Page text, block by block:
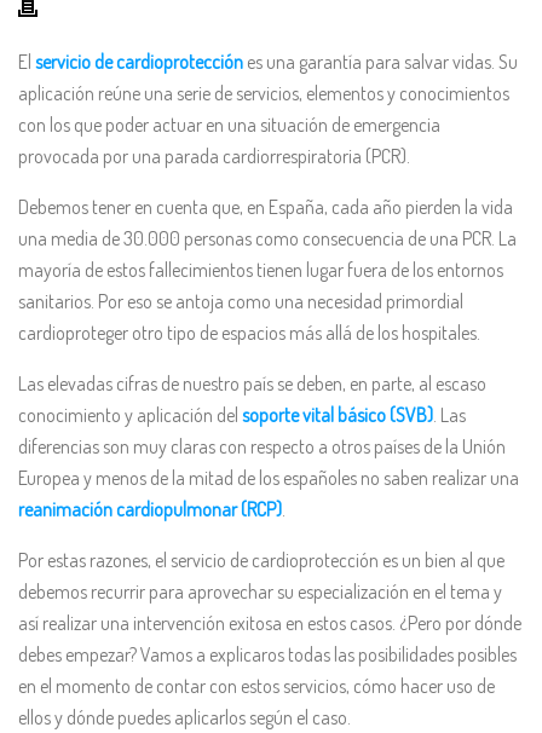
El servicio de cardioprotección es una garantía para salvar vidas. Su
aplicación reúne una serie de servicios, elementos y conocimientos
con los que poder actuar en una situación de emergencia
provocada por una parada cardiorrespiratoria (PCR).
Debemos tener en cuenta que, en España, cada año pierden la vida
una media de 30.000 personas como consecuencia de una PCR. La
mayoría de estos fallecimientos tienen lugar fuera de los entornos
sanitarios. Por eso se antoja como una necesidad primordial
cardioproteger otro tipo de espacios más allá de los hospitales.
Las elevadas cifras de nuestro país se deben, en parte, al escaso
conocimiento y aplicación del soporte vital básico (SVB). Las
diferencias son muy claras con respecto a otros países de la Unión
Europea y menos de la mitad de los españoles no saben realizar una
reanimación cardiopulmonar (RCP).
Por estas razones, el servicio de cardioprotección es un bien al que
debemos recurrir para aprovechar su especialización en el tema y
así realizar una intervención exitosa en estos casos. ¿Pero por dónde
debes empezar? Vamos a explicaros todas las posibilidades posibles
en el momento de contar con estos servicios, cómo hacer uso de
ellos y dónde puedes aplicarlos según el caso.